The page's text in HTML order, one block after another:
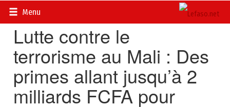
Menu
Accueil>
Lutte contre le
terrorisme au Mali : Des
primes allant jusqu’à 2
milliards FCFA pour